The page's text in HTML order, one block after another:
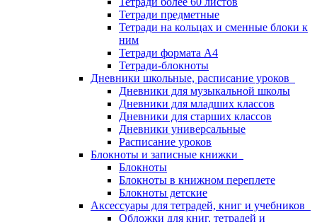
Тетради предметные
Тетради на кольцах и сменные блоки к
ним
Тетради формата А4
Тетради-блокноты
Дневники школьные, расписание уроков
Дневники для музыкальной школы
Дневники для младших классов
Дневники для старших классов
Дневники универсальные
Расписание уроков
Блокноты и записные книжки
Блокноты
Блокноты в книжном переплете
Блокноты детские
Аксессуары для тетрадей, книг и учебников
Обложки для книг, тетрадей и